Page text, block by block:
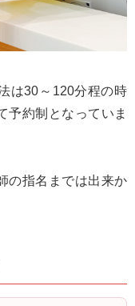
は30～120分程の時
予約制となっていま
の指名までは出来か